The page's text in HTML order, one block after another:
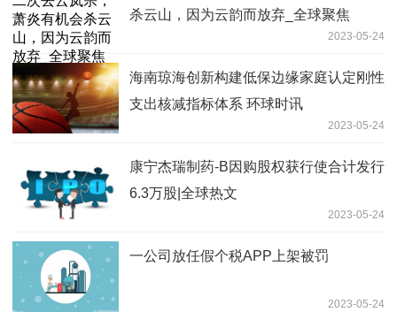
杀云山，因为云韵而放弃_全球聚焦
2023-05-24
海南琼海创新构建低保边缘家庭认定刚性
支出核减指标体系 环球时讯
2023-05-24
康宁杰瑞制药-B因购股权获行使合计发行
6.3万股|全球热文
2023-05-24
一公司放任假个税APP上架被罚
2023-05-24